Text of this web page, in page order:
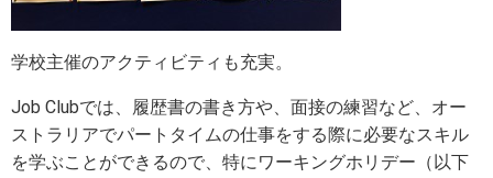
学校主催のアクティビティも充実。
Job Clubでは、履歴書の書き方や、面接の練習など、オー
ストラリアでパートタイムの仕事をする際に必要なスキル
を学ぶことができるので、特にワーキングホリデー（以下